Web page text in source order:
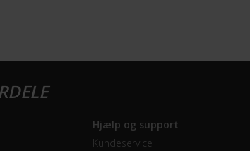
Shimano
Hjælp og support
Kundeservice